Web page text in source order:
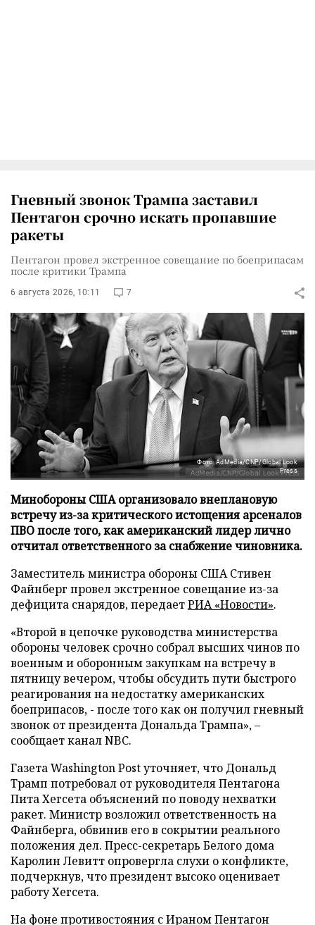
Гневный звонок Трампа заставил
Пентагон срочно искать пропавшие
ракеты
Пентагон провел экстренное совещание по боеприпасам
после критики Трампа
6 августа 2026, 10:11 7
Фото: AdMedia/CNP/Global Look
Press
Минобороны США организовало внеплановую
встречу из-за критического истощения арсеналов
ПВО после того, как американский лидер лично
отчитал ответственного за снабжение чиновника.
Заместитель министра обороны США Стивен
Файнберг провел экстренное совещание из-за
дефицита снарядов, передаетРИА «Новости».
«Второй в цепочке руководства министерства
обороны человек срочно собрал высших чинов по
военным и оборонным закупкам на встречу в
пятницу вечером, чтобы обсудить пути быстрого
реагирования на недостатку американских
боеприпасов, - после того как он получил гневный
звонок от президента Дональда Трампа», –
сообщает канал NBC.
Газета Washington Post уточняет, что Дональд
Трамп потребовал от руководителя Пентагона
Пита Хегсета объяснений по поводу нехватки
ракет. Министр возложил ответственность на
Файнберга, обвинив его в сокрытии реального
положения дел. Пресс-секретарь Белого дома
Каролин Левитт опровергла слухи о конфликте,
подчеркнув, что президент высоко оценивает
работу Хегсета.
На фоне противостояния с Ираном Пентагон